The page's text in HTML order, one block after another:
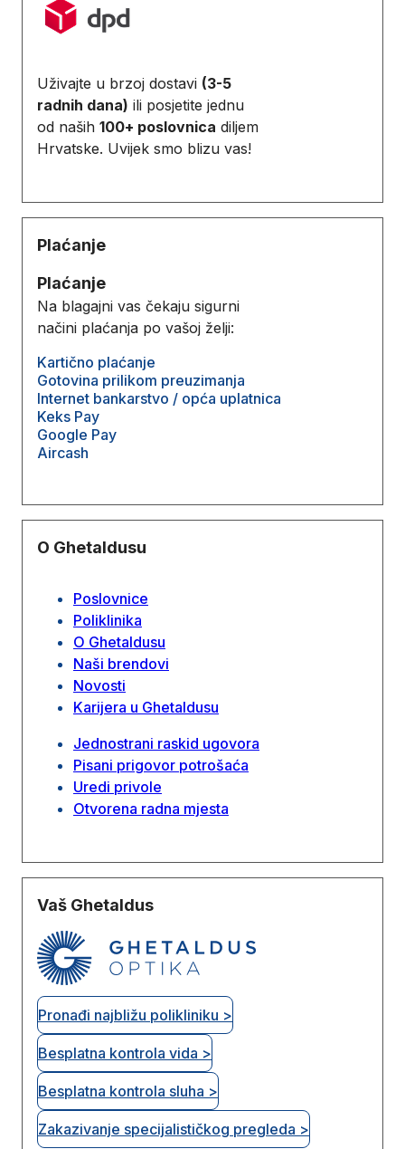
Uživajte u brzoj dostavi (3-5
radnih dana) ili posjetite jednu
od naših 100+ poslovnica diljem
Hrvatske. Uvijek smo blizu vas!
Plaćanje
Plaćanje
Na blagajni vas čekaju sigurni
načini plaćanja po vašoj želji:
Kartično plaćanje
Gotovina prilikom preuzimanja
Internet bankarstvo / opća uplatnica
Keks Pay
Google Pay
Aircash
O Ghetaldusu
Poslovnice
Poliklinika
O Ghetaldusu
Naši brendovi
Novosti
Karijera u Ghetaldusu
Jednostrani raskid ugovora
Pisani prigovor potrošaća
Uredi privole
Otvorena radna mjesta
Vaš Ghetaldus
Pronađi najbližu polikliniku >
Besplatna kontrola vida >
Besplatna kontrola sluha >
Zakazivanje specijalističkog pregleda >